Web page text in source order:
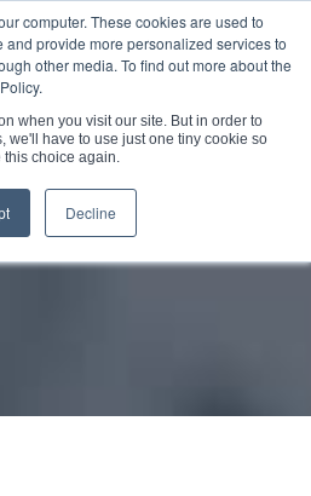
computer. These cookies are used to
provide more personalized services to
other media. To find out more about the
when you visit our site. But in order to
we'll have to use just one tiny cookie so
this choice again.
Decline
/ 생명 과학